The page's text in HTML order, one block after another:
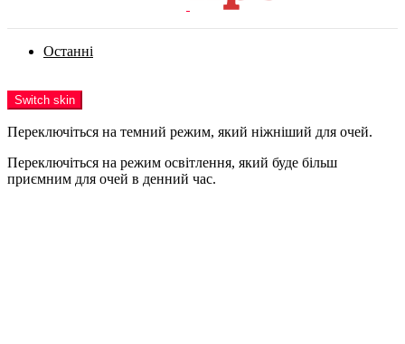
Останні
Switch skin
Переключіться на темний режим, який ніжніший для очей.
Переключіться на режим освітлення, який буде більш
приємним для очей в денний час.